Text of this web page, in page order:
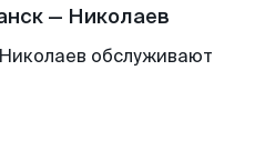
— Николаев
обслуживают